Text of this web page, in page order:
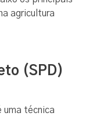
agricultura
(SPD)
uma técnica